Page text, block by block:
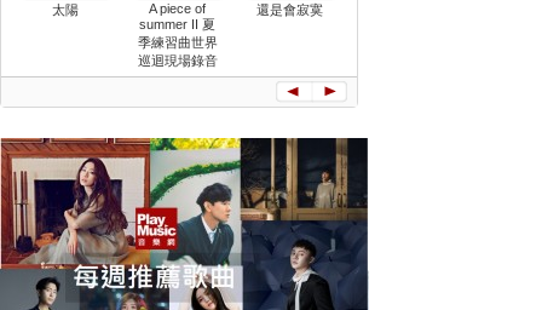
太陽
A piece of
summer II 夏
季練習曲世界
巡迴現場錄音
還是會寂寞